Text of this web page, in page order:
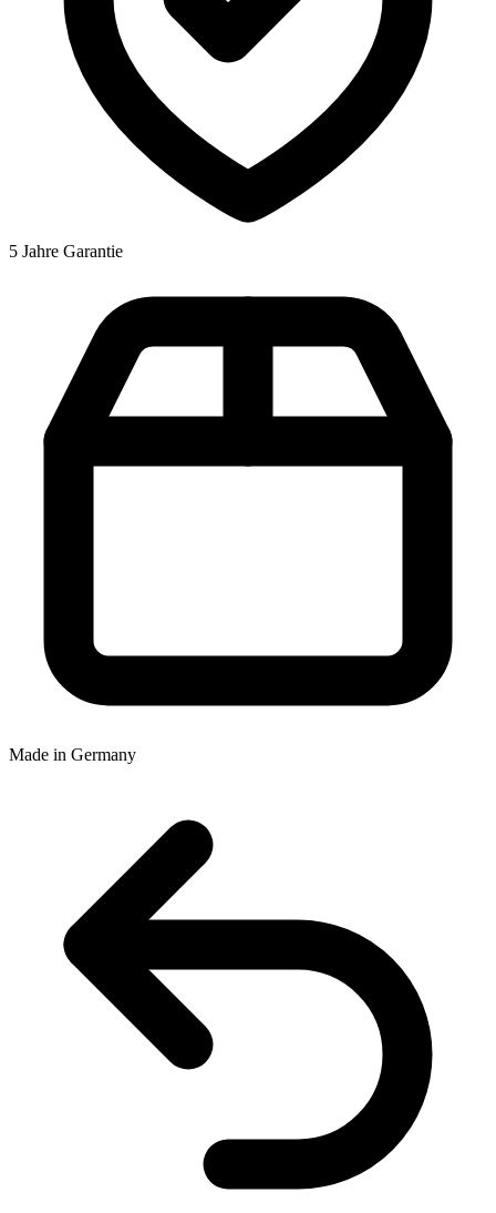
5 Jahre Garantie
Made in Germany